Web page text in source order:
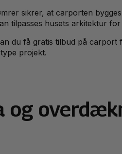
sikrer, at carporten
tilpasses husets arkitektur
du få gratis tilbud på
projekt.
og